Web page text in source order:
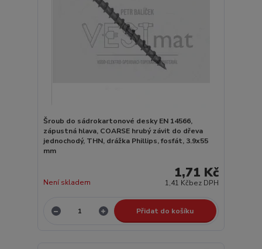
Šroub do sádrokartonové desky EN 14566,
zápustná hlava, COARSE hrubý závit do dřeva
jednochodý, THN, drážka Phillips, fosfát, 3.9x55
mm
1,71 Kč
1,41 Kčbez DPH
Není skladem
Přidat do košíku